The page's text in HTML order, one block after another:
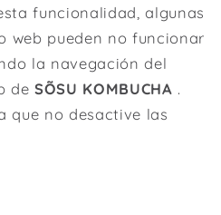
funcionalidad, algunas
web pueden no funcionar
la navegación del
de SÕSU KOMBUCHA .
que no desactive las